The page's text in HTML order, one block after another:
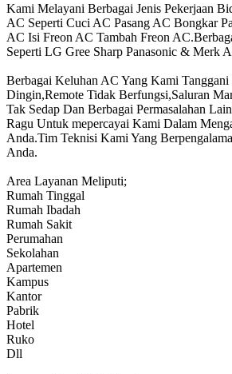
Kami Melayani Berbagai Jenis Pekerjaan
AC Seperti Cuci AC Pasang AC Bongkar
AC Isi Freon AC Tambah Freon
Seperti LG Gree Sharp Panasonic & Merk
Berbagai Keluhan AC Yang Kami
Dingin,Remote Tidak Berfungsi,Saluran
Tak Sedap Dan Berbagai Permasalahan
Ragu Untuk mepercayai Kami Dalam
Anda.Tim Teknisi Kami Yang
Anda.
Area Layanan Meliputi;
Rumah Tinggal
Rumah Ibadah
Rumah Sakit
Perumahan
Sekolahan
Apartemen
Kampus
Kantor
Pabrik
Hotel
Ruko
Dll